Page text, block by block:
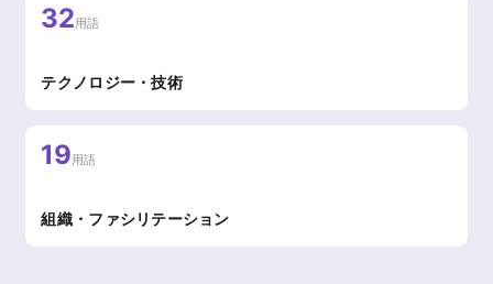
32用語
テクノロジー・技術
19用語
組織・ファシリテーション